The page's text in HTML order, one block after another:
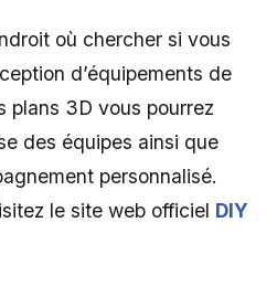
où chercher si vous
d’équipements de
plans 3D vous pourrez
des équipes ainsi que
personnalisé.
le site web officiel DIY